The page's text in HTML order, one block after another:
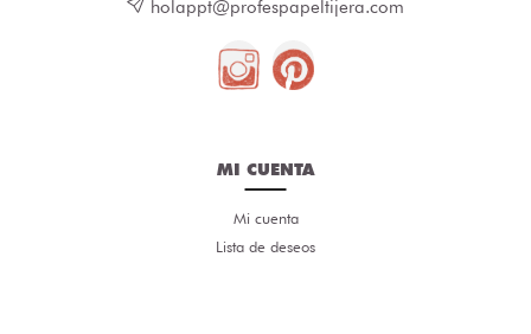
holappt@profespapeltijera.com
MI CUENTA
Mi cuenta
Lista de deseos